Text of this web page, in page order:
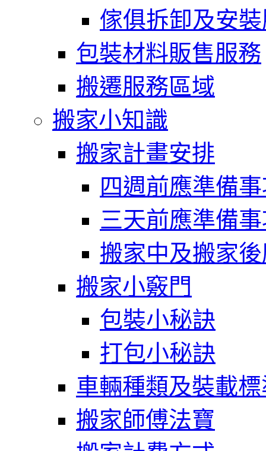
傢俱拆卸及安
包裝材料販售服務
搬遷服務區域
搬家小知識
搬家計畫安排
四週前應準備
三天前應準備
搬家中及搬家
搬家小竅門
包裝小秘訣
打包小秘訣
車輛種類及裝載
搬家師傅法寶